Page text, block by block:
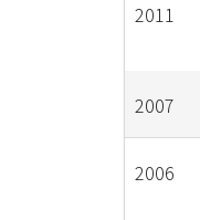
2011
2007
2006